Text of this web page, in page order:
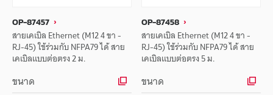
OP-87457
สายเคเบิล Ethernet (M12 4 ขา -
RJ-45) ใช้ร่วมกับ NFPA79 ได้ สาย
เคเบิลแบบต่อตรง 2 ม.
ขนาด
OP-87458
สายเคเบิล Ethernet (M12 4 ขา -
RJ-45) ใช้ร่วมกับ NFPA79 ได้ สาย
เคเบิลแบบต่อตรง 5 ม.
ขนาด